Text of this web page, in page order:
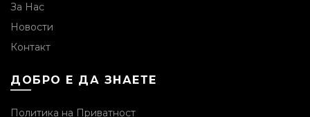
За Нас
Новости
Контакт
ДОБРО Е ДА ЗНАЕТЕ
Политика на Приватност